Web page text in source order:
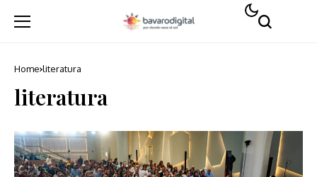
Home literatura
literatura